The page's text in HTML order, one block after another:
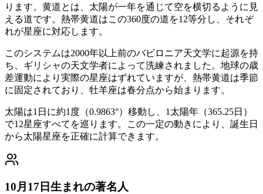
ります。黄道とは、太陽が一年を通じて空を横切るように見
える道です。熱帯黄道はこの360度の道を12等分し、それぞ
れが星座に対応します。
このシステムは2000年以上前のバビロニア天文学に起源を持
ち、ギリシャの天文学者によって洗練されました。地球の歳
差運動により実際の星座はずれていますが、熱帯黄道は季節
に固定されており、牡羊座は春分点から始まります。
太陽は1日に約1度（0.9863°）移動し、1太陽年（365.25日）
で12星座すべてを巡ります。この一定の動きにより、誕生日
から太陽星座を正確に計算できます。
10月17日生まれの著名人